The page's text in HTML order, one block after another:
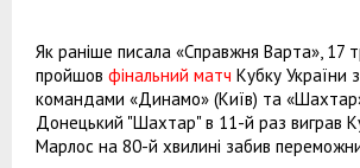
Як раніше писала «Справжня Варта», 17
пройшов фінальний матч Кубку України
командами «Динамо» (Київ) та
Донецький "Шахтар" в 11-й раз виграв
Марлос на 80-й хвилині забив